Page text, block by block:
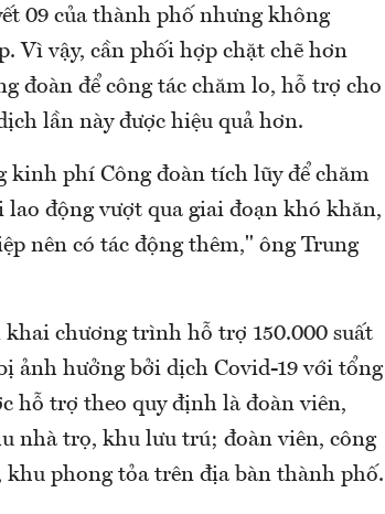
09 của thành phố nhưng không
Vì vậy, cần phối hợp chặt chẽ hơn
đoàn để công tác chăm lo, hỗ trợ cho
lần này được hiệu quả hơn.
kinh phí Công đoàn tích lũy để chăm
động vượt qua giai đoạn khó khăn,
nên có tác động thêm," ông Trung
chương trình hỗ trợ 150.000 suất
ảnh hưởng bởi dịch Covid-19 với tổng
hỗ trợ theo quy định là đoàn viên,
nhà trọ, khu lưu trú; đoàn viên, công
phong tỏa trên địa bàn thành phố.